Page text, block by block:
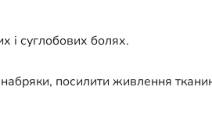
і суглобових болях.
посилити живлення